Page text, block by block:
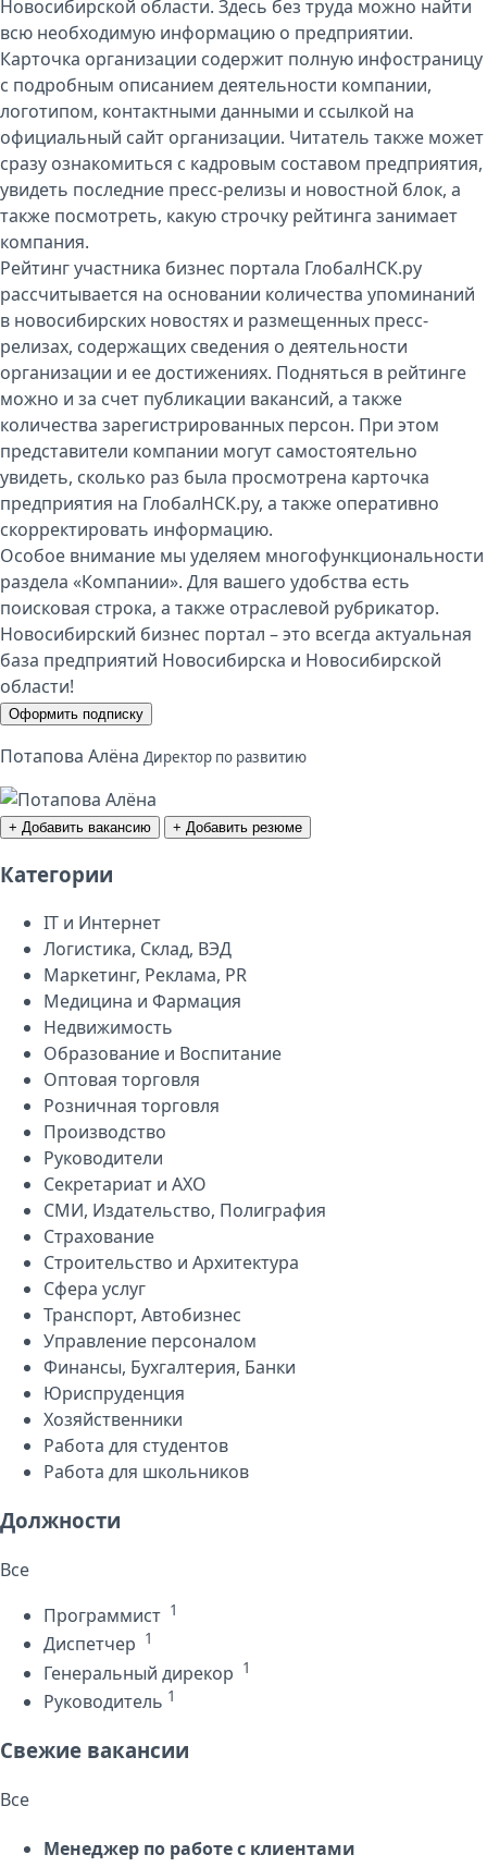
Новосибирской области. Здесь без труда можно найти
всю необходимую информацию о предприятии.
Карточка организации содержит полную инфостраницу
с подробным описанием деятельности компании,
логотипом, контактными данными и ссылкой на
официальный сайт организации. Читатель также может
сразу ознакомиться с кадровым составом предприятия,
увидеть последние пресс-релизы и новостной блок, а
также посмотреть, какую строчку рейтинга занимает
компания.
Рейтинг участника бизнес портала ГлобалНСК.ру
рассчитывается на основании количества упоминаний
в новосибирских новостях и размещенных пресс-
релизах, содержащих сведения о деятельности
организации и ее достижениях. Подняться в рейтинге
можно и за счет публикации вакансий, а также
количества зарегистрированных персон. При этом
представители компании могут самостоятельно
увидеть, сколько раз была просмотрена карточка
предприятия на ГлобалНСК.ру, а также оперативно
скорректировать информацию.
Особое внимание мы уделяем многофункциональности
раздела «Компании». Для вашего удобства есть
поисковая строка, а также отраслевой рубрикатор.
Новосибирский бизнес портал – это всегда актуальная
база предприятий Новосибирска и Новосибирской
области!
Оформить подписку
Потапова Алёна Директор по развитию
+ Добавить вакансию + Добавить резюме
Категории
IT и Интернет
Логистика, Склад, ВЭД
Маркетинг, Реклама, PR
Медицина и Фармация
Недвижимость
Образование и Воспитание
Оптовая торговля
Розничная торговля
Производство
Руководители
Секретариат и АХО
СМИ, Издательство, Полиграфия
Страхование
Строительство и Архитектура
Сфера услуг
Транспорт, Автобизнес
Управление персоналом
Финансы, Бухгалтерия, Банки
Юриспруденция
Хозяйственники
Работа для студентов
Работа для школьников
Должности
Все
Программист 1
Диспетчер 1
Генеральный дирекор 1
Руководитель 1
Свежие вакансии
Все
Менеджер по работе с клиентами